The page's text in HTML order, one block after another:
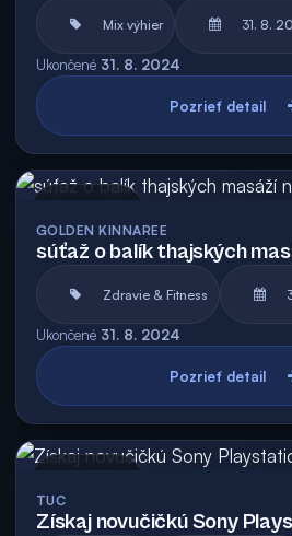
Mix výhier 31. 8.
Ukončené 31. 8. 2024
Pozrieť detail
GOLDEN KINNAREE
súťaž o balík thajských
Zdravie & Fitness
Ukončené 31. 8. 2024
Pozrieť detail
TUC
Získaj novučičkú Sony